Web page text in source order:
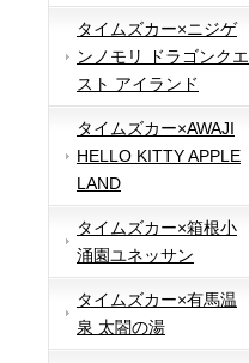
タイムズカー×ニジゲ
ンノモリ ドラゴンクエ
スト アイランド
タイムズカー×AWAJI
HELLO KITTY APPLE
LAND
タイムズカー×箱根小
涌園ユネッサン
タイムズカー×有馬温
泉 太閤の湯